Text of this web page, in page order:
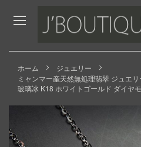
to
Content
ホーム
ジュエリー
ミャンマー産天然無処理翡翠 ジュエ
玻璃冰 K18 ホワイトゴールド ダイヤ
Skip
the
end